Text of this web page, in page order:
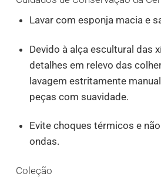
Lavar com esponja macia e
Devido à alça escultural das
detalhes em relevo das
lavagem estritamente
peças com suavidade.
Evite choques térmicos e
ondas.
Coleção